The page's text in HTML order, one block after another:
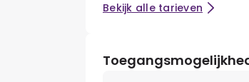
Bekijk alle tarieven